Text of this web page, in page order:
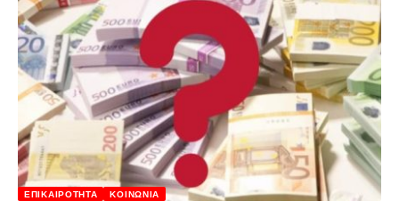
ΕΠΙΚΑΙΡΌΤΗΤΑ ΚΟΙΝΩΝΊΑ